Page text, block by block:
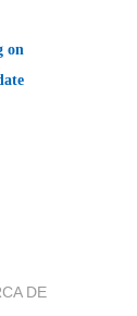
on
DE